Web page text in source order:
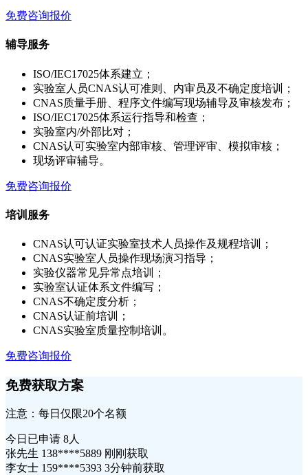
免费咨询报价
辅导服务
ISO/IEC17025体系建立；
实验室人员CNAS认可准则、内审员及不确定度培训；
CNAS质量手册、程序文件编写现场辅导及审核发布；
ISO/IEC17025体系运行指导和检查；
实验室内/外部比对；
CNAS认可实验室内部审核、管理评审、模拟审核；
现场评审辅导。
免费咨询报价
培训服务
CNAS认可认证实验室技术人员操作及规程培训；
CNAS实验室人员操作现场演习指导；
实验仪器常见异常点培训；
实验室认证体系文件编写；
CNAS不确定度分析；
CNAS认证前培训；
CNAS实验室质量控制培训。
免费咨询报价
免费获取方案
注意：每日仅限20个名额
今日已申请 8人
张先生 138****5889 刚刚获取
李女士 159****5393 3分钟前获取